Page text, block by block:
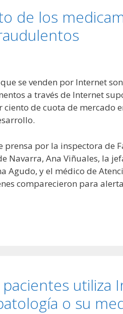
de los
se venden por Internet
a través de Internet
de cuota de mercado
por la inspectora de
Navarra, Ana Viñuales, la
Agudo, y el médico de
comparecieron para
o su